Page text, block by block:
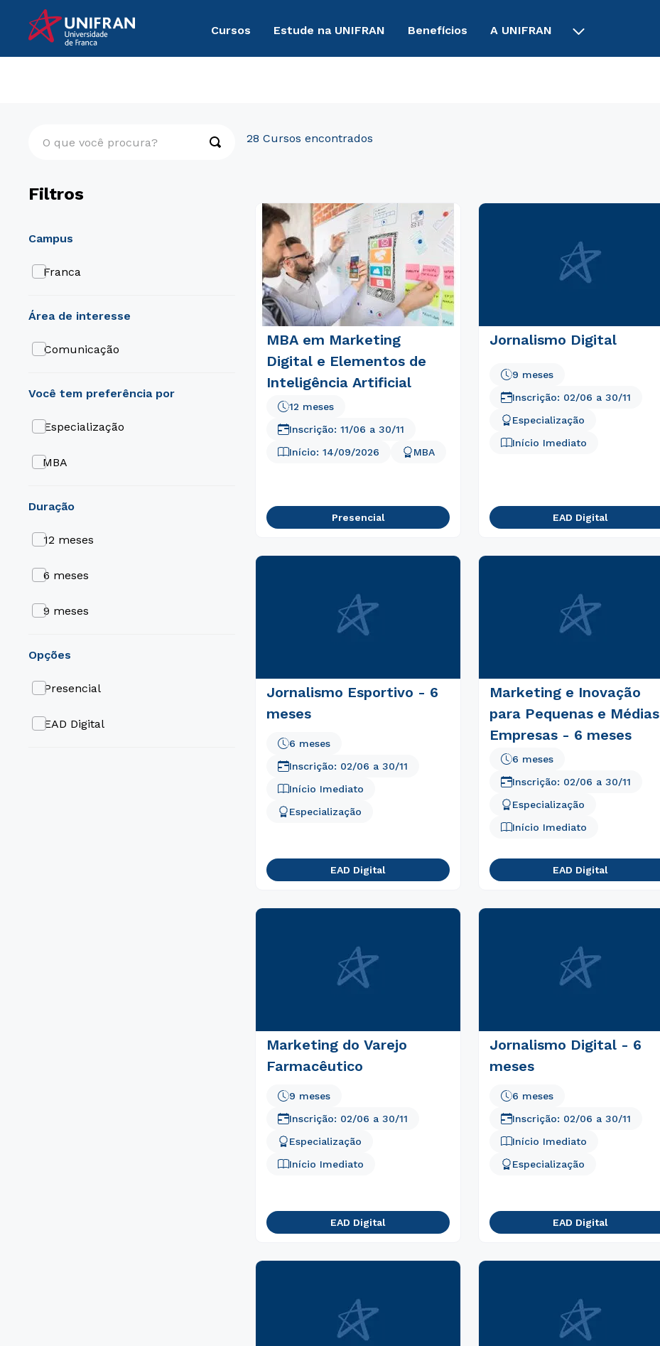
Cursos Estude na UNIFRAN Benefícios A UNIFRAN
Filtros
área de interesse
Comunicação
campus
Franca
duração
12 meses
6 meses
9 meses
opções
Presencial
EAD Digital
Especialização
MBA
28
MBA em Marketing
Digital e Elementos de
Inteligência Artificial
12 meses
Início:14/09/2026 MBA
Inscrição:11/06 a 30/11
Presencial
Jornalismo Digital
9 meses
Especialização
Início Imediato
Inscrição: 02/06 a 30/11
EAD Digital
Jornalismo Esportivo - 6
meses
Início Imediato
6 meses
Especialização
Inscrição: 02/06 a 30/11
EAD Digital
Marketing e Inovação
para Pequenas e Médias
Empresas - 6 meses
Especialização
6 meses
Início Imediato
Inscrição: 02/06 a 30/11
EAD Digital
Marketing do Varejo
Farmacêutico
Especialização
9 meses
Início Imediato
Inscrição: 02/06 a 30/11
EAD Digital
Jornalismo Digital - 6
meses
Início Imediato
Especialização
6 meses
Inscrição: 02/06 a 30/11
EAD Digital
Estou de acordo com a Política de Privacidade.e
autorizo que meus dados sejam utilizados para o
envio de conteúdos da Unifran.